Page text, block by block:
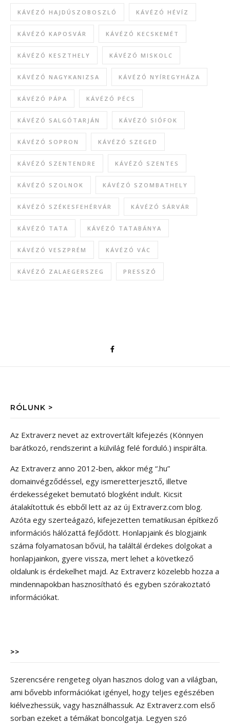
KÁVÉZÓ HAJDÚSZOBOSZLÓ KÁVÉZÓ HÉVÍZ
KÁVÉZÓ KAPOSVÁR KÁVÉZÓ KECSKEMÉT
KÁVÉZÓ KESZTHELY KÁVÉZÓ MISKOLC
KÁVÉZÓ NAGYKANIZSA KÁVÉZÓ NYÍREGYHÁZA
KÁVÉZÓ PÁPA KÁVÉZÓ PÉCS
KÁVÉZÓ SALGÓTARJÁN KÁVÉZÓ SIÓFOK
KÁVÉZÓ SOPRON KÁVÉZÓ SZEGED
KÁVÉZÓ SZENTENDRE KÁVÉZÓ SZENTES
KÁVÉZÓ SZOLNOK KÁVÉZÓ SZOMBATHELY
KÁVÉZÓ SZÉKESFEHÉRVÁR KÁVÉZÓ SÁRVÁR
KÁVÉZÓ TATA KÁVÉZÓ TATABÁNYA
KÁVÉZÓ VESZPRÉM KÁVÉZÓ VÁC
KÁVÉZÓ ZALAEGERSZEG PRESSZÓ
RÓLUNK >
Az Extraverz nevet az extrovertált kifejezés (Könnyen
barátkozó, rendszerint a külvilág felé forduló.) inspirálta.
Az Extraverz anno 2012-ben, akkor még “.hu”
domainvégződéssel, egy ismeretterjesztő, illetve
érdekességeket bemutató blogként indult. Kicsit
átalakítottuk és ebből lett az az új Extraverz.com blog.
Azóta egy szerteágazó, kifejezetten tematikusan építkező
információs hálózattá fejlődött. Honlapjaink és blogjaink
száma folyamatosan bővül, ha találtál érdekes dolgokat a
honlapjainkon, gyere vissza, mert lehet a következő
oldalunk is érdekelhet majd. Az Extraverz közelebb hozza a
mindennapokban hasznosítható és egyben szórakoztató
információkat.
>>
Szerencsére rengeteg olyan hasznos dolog van a világban,
ami bővebb információkat igényel, hogy teljes egészében
kiélvezhessük, vagy használhassuk. Az Extraverz.com első
sorban ezeket a témákat boncolgatja. Legyen szó